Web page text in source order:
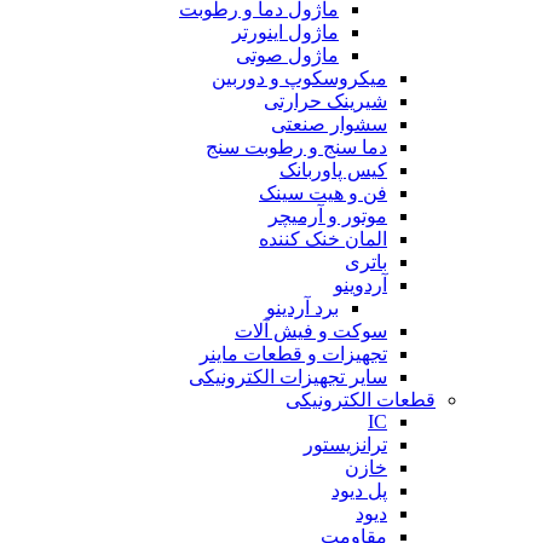
ماژول دما و رطوبت
ماژول اینورتر
ماژول صوتی
میکروسکوپ و دوربین
شیرینک حرارتی
سشوار صنعتی
دما سنج و رطوبت سنج
کیس پاوربانک
فن و هیت سینک
موتور و آرمیچر
المان خنک کننده
باتری
آردوینو
برد آردینو
سوکت و فیش آلات
تجهیزات و قطعات ماینر
سایر تجهیزات الکترونیکی
قطعات الکترونیکی
IC
ترانزیستور
خازن
پل دیود
دیود
مقاومت